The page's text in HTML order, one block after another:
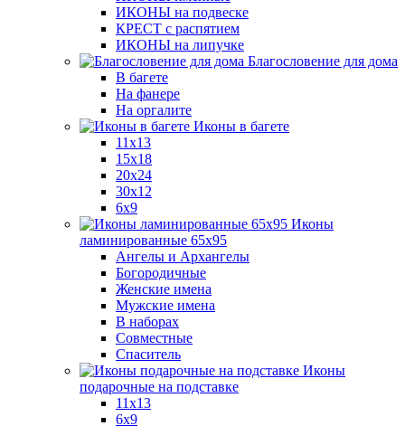
ИКОНЫ на подвеске
КРЕСТ с распятием
ИКОНЫ на липучке
Благословение для дома
В багете
На фанере
На оргалите
Иконы в багете
11x13
15x18
20x24
30х12
6x9
Иконы
ламинированные 65x95
Ангелы и Архангелы
Богородичные
Женские имена
Мужские имена
В наборах
Совместные
Спаситель
Иконы
подарочные на подставке
11x13
6x9